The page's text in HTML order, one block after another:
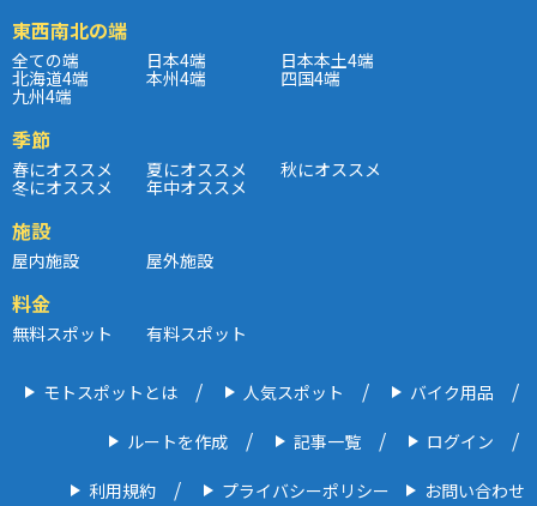
東西南北の端
全ての端 日本4端 日本本土4端
北海道4端 本州4端 四国4端
九州4端
季節
春にオススメ 夏にオススメ 秋にオススメ
冬にオススメ 年中オススメ
施設
屋内施設 屋外施設
料金
無料スポット 有料スポット
モトスポットとは 人気スポット バイク用品
ルートを作成 記事一覧 ログイン
利用規約 プライバシーポリシー お問い合わせ